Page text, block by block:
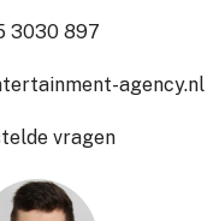
3030 897
agency.nl
vragen